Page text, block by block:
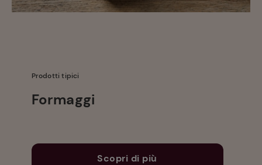
Prodotti tipici
Formaggi
Scopri di più